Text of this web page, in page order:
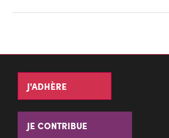
J'ADHÈRE
JE CONTRIBUE